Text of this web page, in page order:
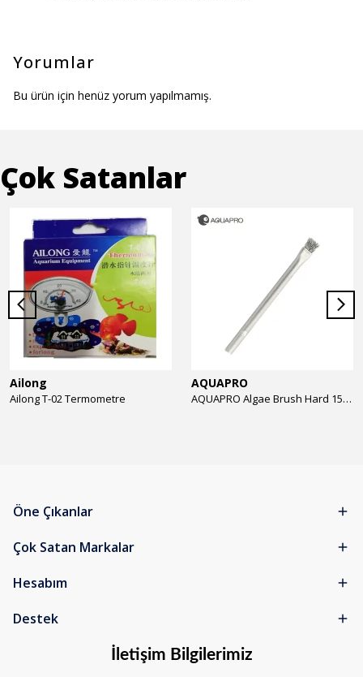
Yorumlar
Bu ürün için henüz yorum yapılmamış.
Çok Satanlar
Ailong
Ailong T-02 Termometre
AQUAPRO
AQUAPRO Algae Brush Hard 15cm Yosun Temizlik Fırçası
Öne Çıkanlar
Çok Satan Markalar
Hesabım
Destek
İletişim Bilgilerimiz